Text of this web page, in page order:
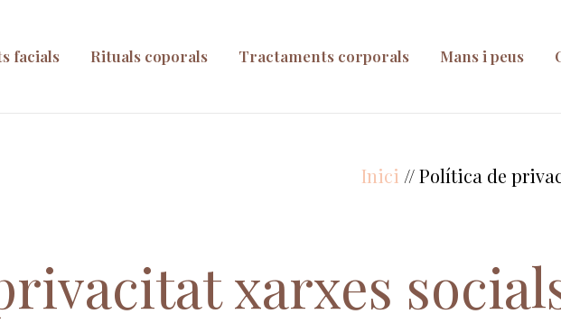
facials Rituals coporals Tractaments corporals Mans i peus
Inici // Política de
xarxes